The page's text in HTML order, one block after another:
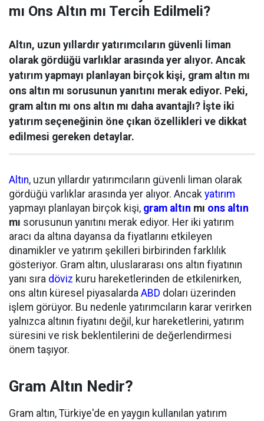
mı Ons Altın mı Tercih Edilmeli?
Altın, uzun yıllardır yatırımcıların güvenli liman
olarak gördüğü varlıklar arasında yer alıyor. Ancak
yatırım yapmayı planlayan birçok kişi, gram altın mı
ons altın mı sorusunun yanıtını merak ediyor. Peki,
gram altın mı ons altın mı daha avantajlı? İşte iki
yatırım seçeneğinin öne çıkan özellikleri ve dikkat
edilmesi gereken detaylar.
Altın, uzun yıllardır yatırımcıların güvenli liman olarak
gördüğü varlıklar arasında yer alıyor. Ancak yatırım
yapmayı planlayan birçok kişi, gram altın mı ons altın
mı sorusunun yanıtını merak ediyor. Her iki yatırım
aracı da altına dayansa da fiyatlarını etkileyen
dinamikler ve yatırım şekilleri birbirinden farklılık
gösteriyor. Gram altın, uluslararası ons altın fiyatının
yanı sıra döviz kuru hareketlerinden de etkilenirken,
ons altın küresel piyasalarda ABD doları üzerinden
işlem görüyor. Bu nedenle yatırımcıların karar verirken
yalnızca altının fiyatını değil, kur hareketlerini, yatırım
süresini ve risk beklentilerini de değerlendirmesi
önem taşıyor.
Gram Altın Nedir?
Gram altın, Türkiye'de en yaygın kullanılan yatırım